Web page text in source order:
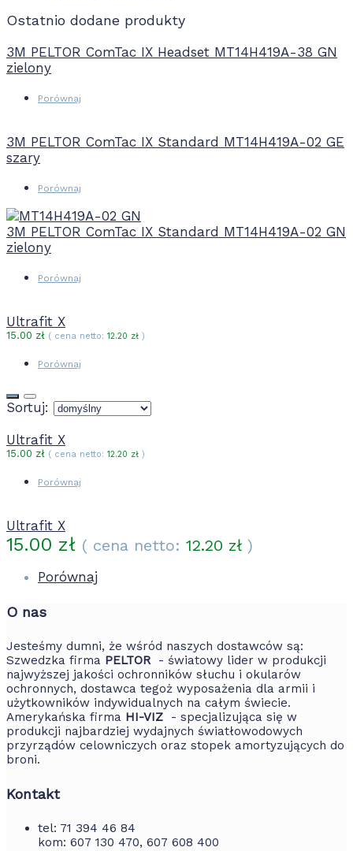
Ostatnio dodane produkty
3M PELTOR ComTac IX Headset MT14H419A-38 GN
zielony
Porównaj
3M PELTOR ComTac IX Standard MT14H419A-02 GE
szary
Porównaj
3M PELTOR ComTac IX Standard MT14H419A-02 GN
zielony
Porównaj
Ultrafit X
15.00 zł ( cena netto: 12.20 zł )
Porównaj
Sortuj:
Ultrafit X
15.00 zł ( cena netto: 12.20 zł )
Porównaj
Ultrafit X
15.00 zł ( cena netto: 12.20 zł )
Porównaj
O nas
Jesteśmy dumni, że wśród naszych dostawców są:
Szwedzka firma PELTOR- światowy lider w produkcji
najwyższej jakości ochronników słuchu i okularów
ochronnych, dostawca tegoż wyposażenia dla armii i
użytkowników indywidualnych na całym świecie.
Amerykańska firma HI-VIZ - specjalizująca się w
produkcji najbardziej wydajnych światłowodowych
przyrządów celowniczych oraz stopek amortyzujących do
broni.
Kontakt
tel: 71 394 46 84
kom: 607 130 470, 607 608 400